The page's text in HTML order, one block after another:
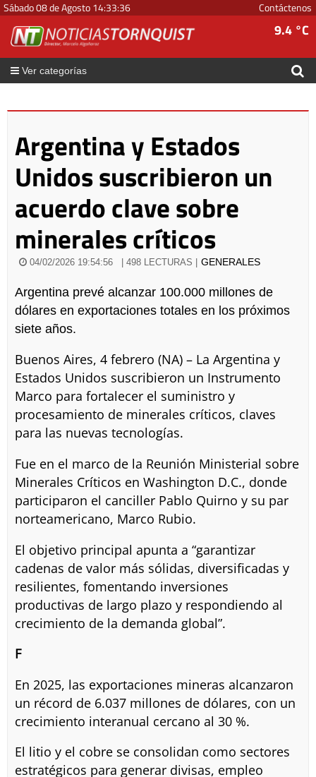
Sábado 08 de Agosto14:33:36 Contáctenos
9.4 °C
Ver categorías
Argentina y Estados
Unidos suscribieron un
acuerdo clave sobre
minerales críticos
04/02/2026 19:54:56 | 498 LECTURAS | GENERALES
Argentina prevé alcanzar 100.000 millones de
dólares en exportaciones totales en los próximos
siete años.
Buenos Aires, 4 febrero (NA) – La Argentina y
Estados Unidos suscribieron un Instrumento
Marco para fortalecer el suministro y
procesamiento de minerales críticos, claves
para las nuevas tecnologías.
Fue en el marco de la Reunión Ministerial sobre
Minerales Críticos en Washington D.C., donde
participaron el canciller Pablo Quirno y su par
norteamericano, Marco Rubio.
El objetivo principal apunta a “garantizar
cadenas de valor más sólidas, diversificadas y
resilientes, fomentando inversiones
productivas de largo plazo y respondiendo al
crecimiento de la demanda global”.
F
En 2025, las exportaciones mineras alcanzaron
un récord de 6.037 millones de dólares, con un
crecimiento interanual cercano al 30 %.
El litio y el cobre se consolidan como sectores
estratégicos para generar divisas, empleo